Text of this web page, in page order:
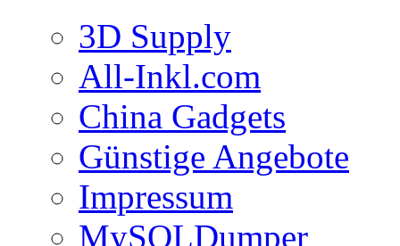
3D Supply
All-Inkl.com
China Gadgets
Günstige Angebote
Impressum
MySQLDumper